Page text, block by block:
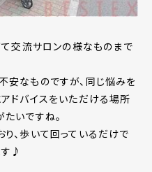
て交流サロンの様なものまで
なものですが、同じ悩みを
ドバイスをいただける場所
いですね。
、歩いて回っているだけで
す♪